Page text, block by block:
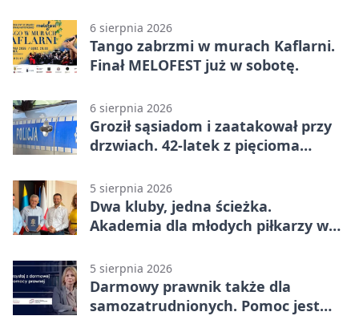
6 sierpnia 2026
Tango zabrzmi w murach Kaflarni.
Finał MELOFEST już w sobotę.
6 sierpnia 2026
Groził sąsiadom i zaatakował przy
drzwiach. 42-latek z pięcioma
5 sierpnia 2026
Dwa kluby, jedna ścieżka.
Akademia dla młodych piłkarzy w
5 sierpnia 2026
Darmowy prawnik także dla
samozatrudnionych. Pomoc jest